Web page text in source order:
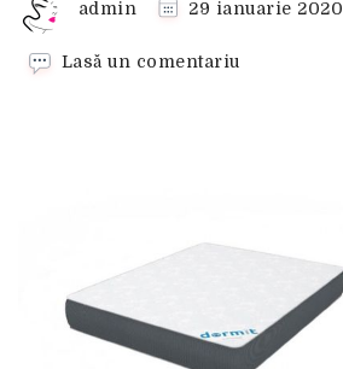
admin 29 ianuarie 2020
Lasă un comentariu
Review
si